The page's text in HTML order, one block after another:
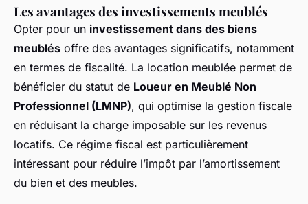
Les avantages des investissements meublés
Opter pour un investissement dans des biens
meublés offre des avantages significatifs, notamment
en termes de fiscalité. La location meublée permet de
bénéficier du statut de Loueur en Meublé Non
Professionnel (LMNP), qui optimise la gestion fiscale
en réduisant la charge imposable sur les revenus
locatifs. Ce régime fiscal est particulièrement
intéressant pour réduire l’impôt par l’amortissement
du bien et des meubles.